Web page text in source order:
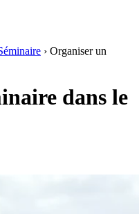
› Organiser un
dans le